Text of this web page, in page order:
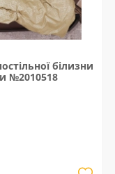
білизни
№2010518